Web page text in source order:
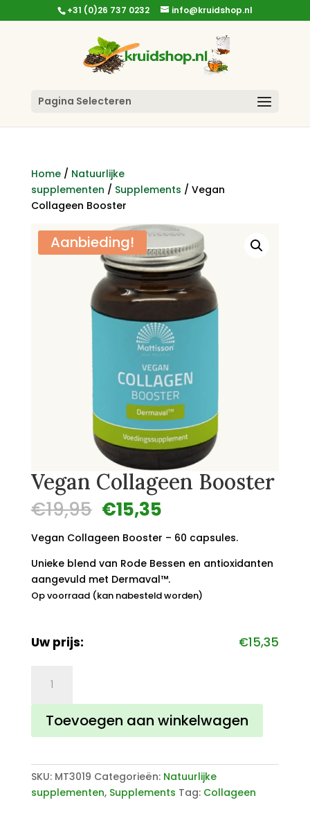
+31 (0)26 737 0232 info@kruidshop.nl
Pagina Selecteren
Home/ Natuurlijke
supplementen / Supplements / Vegan
Collageen Booster
Aanbieding!
Vegan Collageen Booster
€19,95 Oorspronkelijke
prijs
was:
€19,95.
€15,35Huidige
is:
€15,35.
Vegan Collageen Booster – 60 capsules.
Unieke blend van Rode Bessen en antioxidanten
aangevuld met Dermaval™.
Op voorraad (kan nabesteld worden)
Uw prijs: €15,35
Collageen
Booster
aantal
Toevoegen aan winkelwagen
SKU: MT3019 Categorieën: Natuurlijke
supplementen, Supplements Tag: Collageen